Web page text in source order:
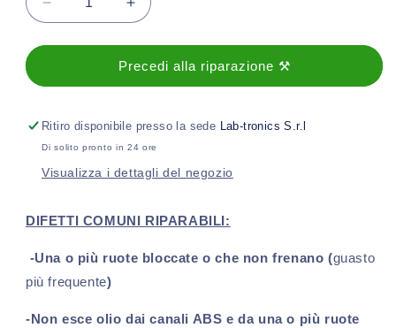
Diminuisci
quantità
per
ABS
Corsa
D
8
(2006-
2015)
Aumenta
quantità
per
Revisione
ABS
Corsa
D
8
(2006-
2015)
Precedi alla riparazione ⚒️
Ritiro disponibile presso la sede Lab-tronics S.r.l
Di solito pronto in 24 ore
Visualizza i dettagli del negozio
DIFETTI COMUNI RIPARABILI:
-Una o più ruote bloccate o che non frenano (guasto
più frequente)
-Non esce olio dai canali ABS eda una o più ruote